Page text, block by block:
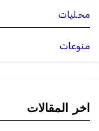
محليات
منوعات
اخر المقالات